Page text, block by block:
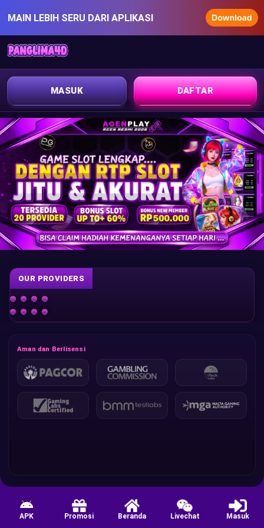
MAIN LEBIH SERU DARI APLIKASI
MASUK DAFTAR
OUR PROVIDERS
Aman dan Berlisensi
APK Promosi Beranda Livechat Masuk